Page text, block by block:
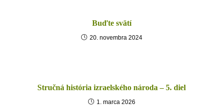
Buďte svätí
20. novembra 2024
Stručná história izraelského národa – 5. diel
1. marca 2026